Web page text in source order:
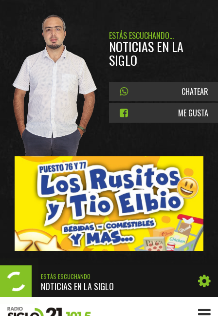
ESTÁS ESCUCHANDO...
NOTICIAS EN LA
SIGLO
CHATEAR
ME GUSTA
ESTÁS ESCUCHANDO
NOTICIAS EN LA SIGLO